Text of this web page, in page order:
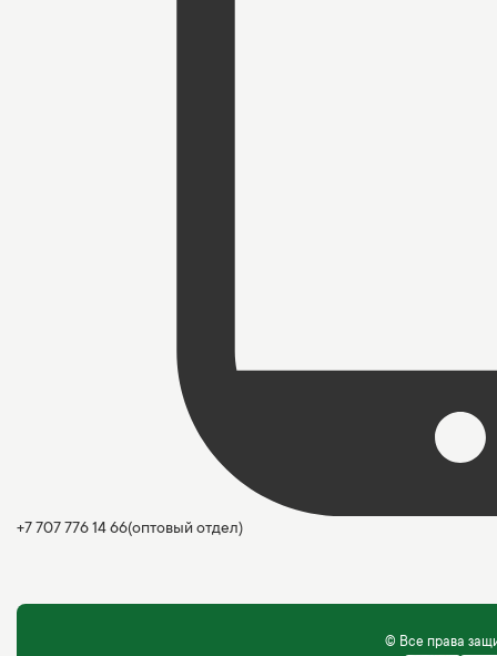
+7 707 776 14 66(оптовый отдел)
© Все права